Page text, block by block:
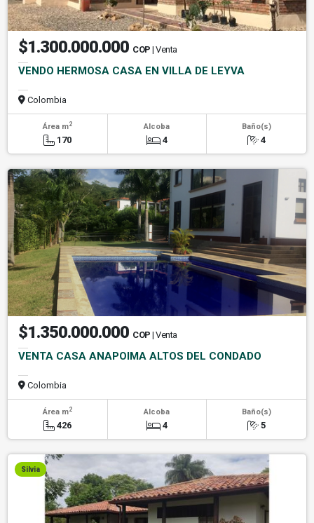
$1.300.000.000 COP | Venta
VENDO HERMOSA CASA EN VILLA DE LEYVA
Colombia
Área m2
170
Alcoba
4
Baño(s)
4
$1.350.000.000 COP | Venta
VENTA CASA ANAPOIMA ALTOS DEL CONDADO
Colombia
Área m2
426
Alcoba
4
Baño(s)
5
Silvia